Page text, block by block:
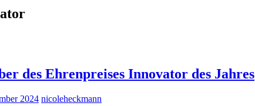
des Ehrenpreises Innovator des Jahres
2024 nicoleheckmann